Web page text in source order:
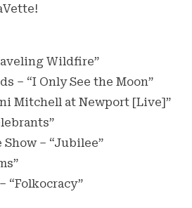
Wildfire”
– “I Only See the Moon”
Mitchell at Newport [Live]”
– “Jubilee”
“Folkocracy”